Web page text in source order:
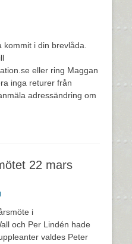
kommit i din brevlåda.
eller ring Maggan
inga returer från
adressändring om
22 mars
i
och Per Lindén hade
valdes Peter